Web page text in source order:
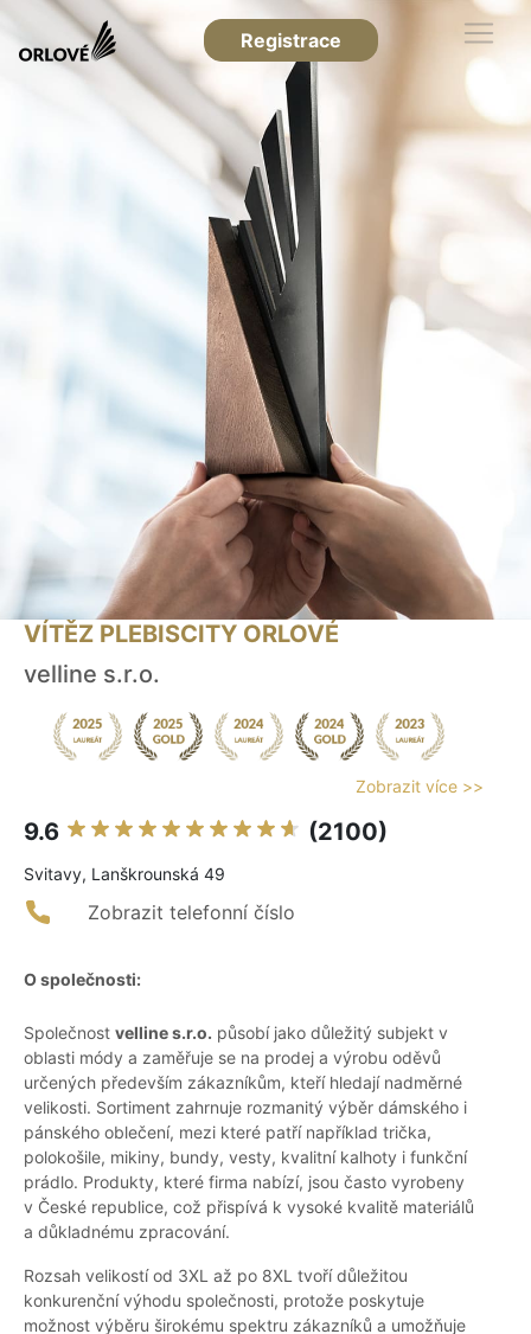
Registrace
VÍTĚZ PLEBISCITY ORLOVÉ
velline s.r.o.
Zobrazit více >>
9.6 (2100)
Svitavy, Lanškrounská 49
Zobrazit telefonní číslo
O společnosti:
Společnost velline s.r.o. působí jako důležitý subjekt v
oblasti módy a zaměřuje se na prodej a výrobu oděvů
určených především zákazníkům, kteří hledají nadměrné
velikosti. Sortiment zahrnuje rozmanitý výběr dámského i
pánského oblečení, mezi které patří například trička,
polokošile, mikiny, bundy, vesty, kvalitní kalhoty i funkční
prádlo. Produkty, které firma nabízí, jsou často vyrobeny
v České republice, což přispívá k vysoké kvalitě materiálů
a důkladnému zpracování.
Rozsah velikostí od 3XL až po 8XL tvoří důležitou
konkurenční výhodu společnosti, protože poskytuje
možnost výběru širokému spektru zákazníků a umožňuje